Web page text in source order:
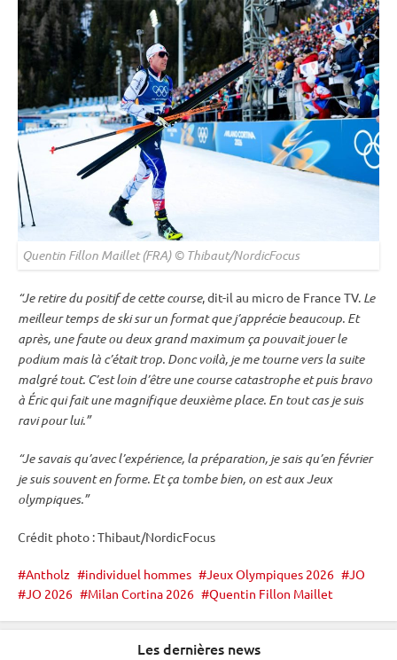
Quentin Fillon Maillet (FRA) © Thibaut/NordicFocus
“Je retire du positif de cette course, dit-il au micro de France TV. Le
meilleur temps de ski sur un format que j’apprécie beaucoup. Et
après, une faute ou deux grand maximum ça pouvait jouer le
podium mais là c’était trop. Donc voilà, je me tourne vers la suite
malgré tout. C’est loin d’être une course catastrophe et puis bravo
à Éric qui fait une magnifique deuxième place. En tout cas je suis
ravi pour lui.”
“Je savais qu’avec l’expérience, la préparation, je sais qu’en février
je suis souvent en forme. Et ça tombe bien, on est auxJeux
olympiques.”
Crédit photo : Thibaut/NordicFocus
Antholz individuel hommes Jeux Olympiques 2026
JO
JO 2026
Milan Cortina 2026 Quentin Fillon Maillet
Les dernières news